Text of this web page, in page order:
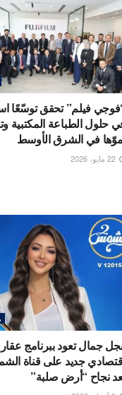
فيلم” تحقق توسّعًا
حلول الطباعة المكتبية
في الشرق الأوسط
جمال تعود ببرنامج
نجاح “أرض صلبة”